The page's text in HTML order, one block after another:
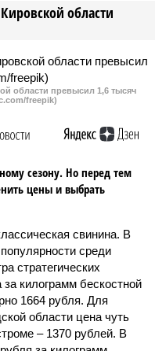
области
области превысил 1,6 тысяч
freepik)
сезону. Но перед тем
цены и выбрать
свинина. В
среди
стратегических
килограмм бескостной
1664 рубля. Для
области цена чуть
– 1370 рублей. В